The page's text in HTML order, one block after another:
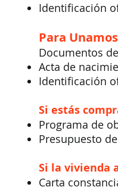
Identificación
Para
Documentos
Acta de
Identificación
Si estás
Programa de
Presupuesto
Si la vivienda
Carta